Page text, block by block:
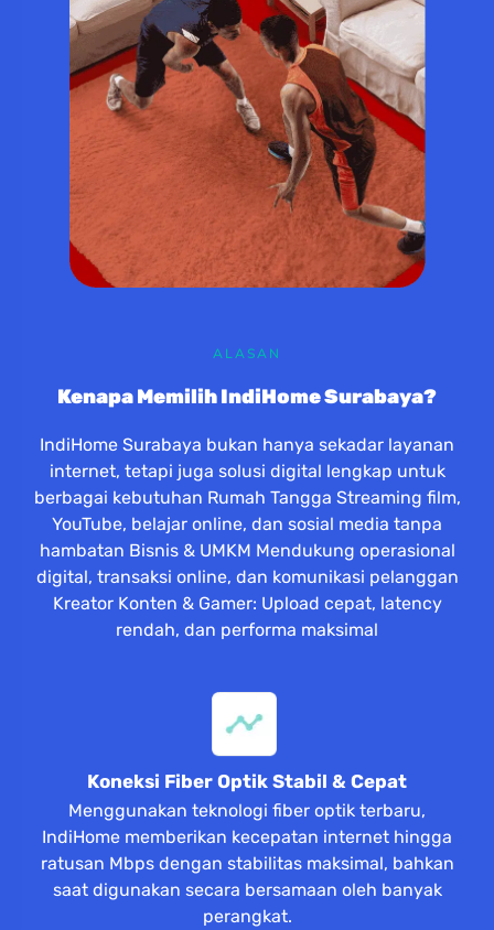
ALASAN
Kenapa Memilih IndiHome Surabaya?
IndiHome Surabaya bukan hanya sekadar layanan
internet, tetapi juga solusi digital lengkap untuk
berbagai kebutuhan Rumah Tangga Streaming film,
YouTube, belajar online, dan sosial media tanpa
hambatan Bisnis & UMKM Mendukung operasional
digital, transaksi online, dan komunikasi pelanggan
Kreator Konten & Gamer: Upload cepat, latency
rendah, dan performa maksimal
Koneksi Fiber Optik Stabil & Cepat
Menggunakan teknologi fiber optik terbaru,
IndiHome memberikan kecepatan internet hingga
ratusan Mbps dengan stabilitas maksimal, bahkan
saat digunakan secara bersamaan oleh banyak
perangkat.